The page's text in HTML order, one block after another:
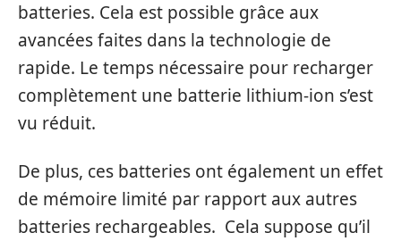
batteries. Cela est possible grâce aux
avancées faites dans la technologie de
rapide. Le temps nécessaire pour recharger
complètement une batterie lithium-ion s’est
vu réduit.
De plus, ces batteries ont également un effet
de mémoire limité par rapport aux autres
batteries rechargeables. Cela suppose qu’il